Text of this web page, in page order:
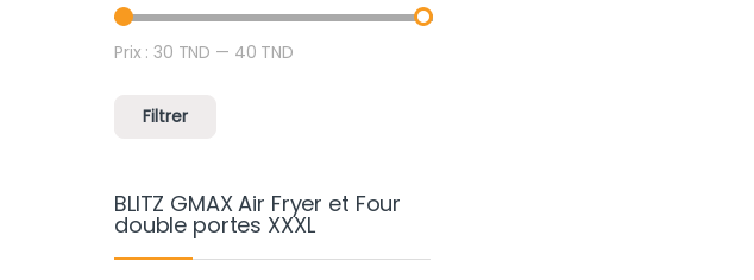
Prix min
Prix max
Filtrer
Prix :30 TND — 40 TND
BLITZ GMAX Air Fryer et Four
double portes XXXL